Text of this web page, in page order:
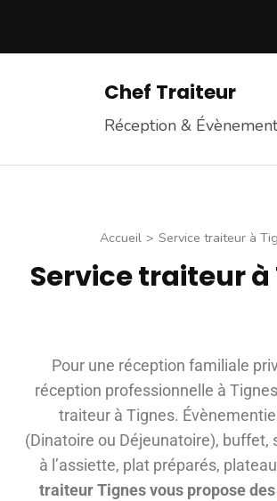
Chef Traiteur
Réception &
Accueil > Service traiteur à
Service traiteur à
Pour une réception familiale
réception professionnelle à
traiteur à Tignes.
(Dinatoire ou Déjeunatoire), buffet,
à l’assiette, plat préparés,
traiteur Tignes vous propose